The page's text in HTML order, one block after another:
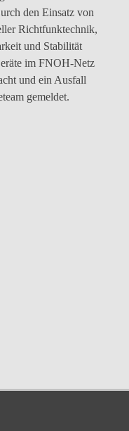
den Einsatz von
Richtfunktechnik,
und Stabilität
im FNOH-Netz
und ein Ausfall
gemeldet.